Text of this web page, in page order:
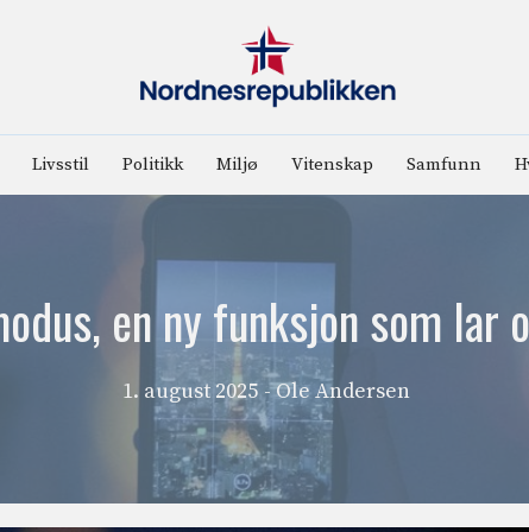
Livsstil Politikk Miljø Vitenskap Samfunn
en ny funksjon som lar
1. august 2025 - Ole Andersen